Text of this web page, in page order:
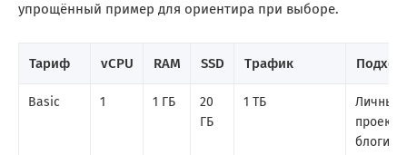
упрощённый пример для ориентира при выборе.
Тариф vCPU RAM SSD Трафик
Basic 1 1 ГБ
20
ГБ
1 ТБ
Личные
проекты,
блоги